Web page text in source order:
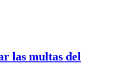
las multas del